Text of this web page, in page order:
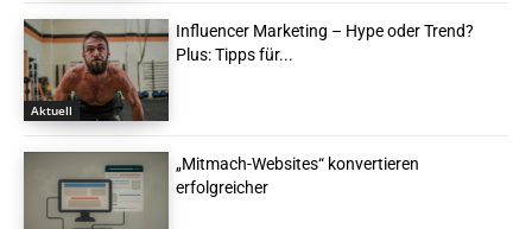
Aktuell
Influencer Marketing – Hype oder Trend?
Plus: Tipps für...
„Mitmach-Websites“ konvertieren
erfolgreicher